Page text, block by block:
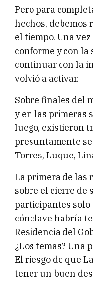
Pero para
hechos, debemos
el tiempo. Una
conforme y con la
continuar con la
volvió a activar.
Sobre finales del
y en las primeras
luego, existieron
presuntamente
Torres, Luque,
La primera de las
sobre el cierre de
participantes solo
cónclave habría
Residencia del
¿Los temas? Una
El riesgo de que
tener un buen